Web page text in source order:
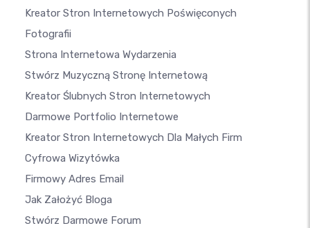
Kreator Stron Internetowych Poświęconych
Fotografii
Strona Internetowa Wydarzenia
Stwórz Muzyczną Stronę Internetową
Kreator Ślubnych Stron Internetowych
Darmowe Portfolio Internetowe
Kreator Stron Internetowych Dla Małych Firm
Cyfrowa Wizytówka
Firmowy Adres Email
Jak Założyć Bloga
Stwórz Darmowe Forum